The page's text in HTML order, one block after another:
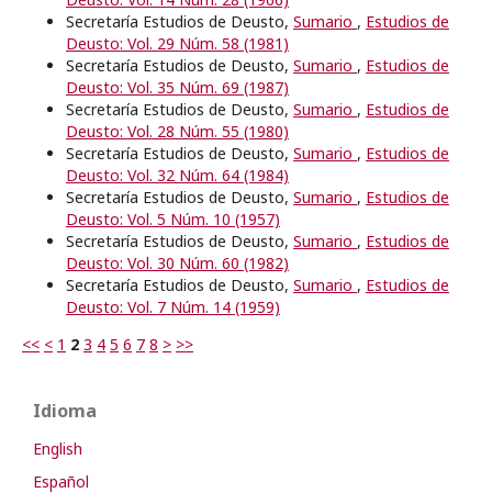
Secretaría Estudios de Deusto, Sumario , Estudios de
Deusto: Vol. 29 Núm. 58 (1981)
Secretaría Estudios de Deusto, Sumario , Estudios de
Deusto: Vol. 35 Núm. 69 (1987)
Secretaría Estudios de Deusto, Sumario , Estudios de
Deusto: Vol. 28 Núm. 55 (1980)
Secretaría Estudios de Deusto, Sumario , Estudios de
Deusto: Vol. 32 Núm. 64 (1984)
Secretaría Estudios de Deusto, Sumario , Estudios de
Deusto: Vol. 5 Núm. 10 (1957)
Secretaría Estudios de Deusto, Sumario , Estudios de
Deusto: Vol. 30 Núm. 60 (1982)
Secretaría Estudios de Deusto, Sumario , Estudios de
Deusto: Vol. 7 Núm. 14 (1959)
<< < 1 2 3 4 5 6 7 8 > >>
Idioma
English
Español